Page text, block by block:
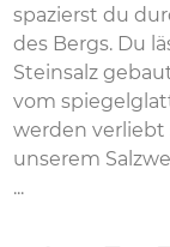
spazierst du
des Bergs. Du
Steinsalz
vom
werden verliebt
unserem
...